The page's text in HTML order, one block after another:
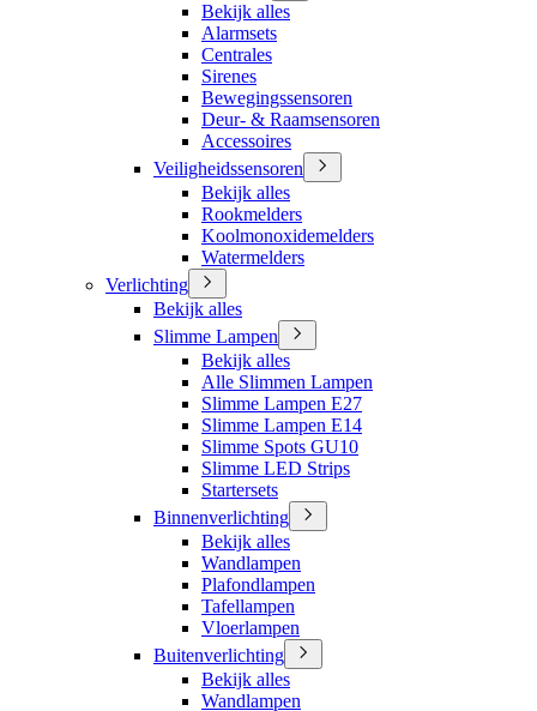
Bekijk alles
Alarmsets
Centrales
Sirenes
Bewegingssensoren
Deur- & Raamsensoren
Accessoires
Veiligheidssensoren
Bekijk alles
Rookmelders
Koolmonoxidemelders
Watermelders
Verlichting
Bekijk alles
Slimme Lampen
Bekijk alles
Alle Slimmen Lampen
Slimme Lampen E27
Slimme Lampen E14
Slimme Spots GU10
Slimme LED Strips
Startersets
Binnenverlichting
Bekijk alles
Wandlampen
Plafondlampen
Tafellampen
Vloerlampen
Buitenverlichting
Bekijk alles
Wandlampen